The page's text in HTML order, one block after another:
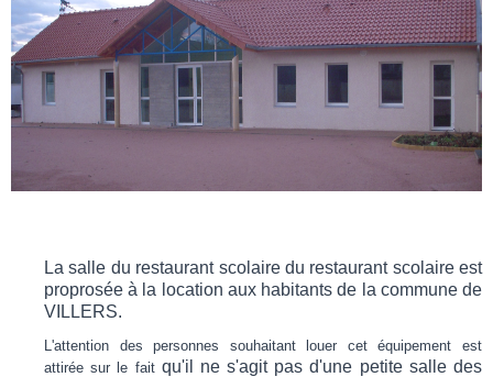
La salle du restaurant scolaire du restaurant scolaire est
proprosée à la location aux habitants de la commune de
VILLERS.
L'attention des personnes souhaitant louer cet équipement est
attirée sur le fait qu'il ne s'agit pas d'une petite salle des